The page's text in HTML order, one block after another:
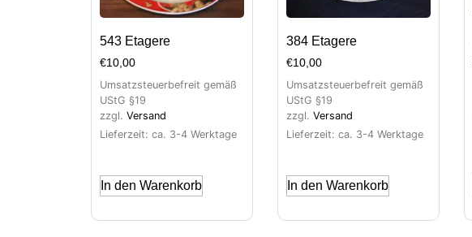
543 Etagere
€10,00
Umsatzsteuerbefreit gemäß
UStG §19
zzgl. Versand
Lieferzeit: ca. 3-4 Werktage
In den Warenkorb
384 Etagere
€10,00
Umsatzsteuerbefreit gemäß
UStG §19
zzgl. Versand
Lieferzeit: ca. 3-4 Werktage
In den Warenkorb